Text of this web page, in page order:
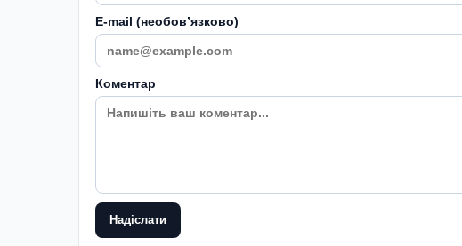
E-mail (необовʼязково)
Коментар
Надіслати